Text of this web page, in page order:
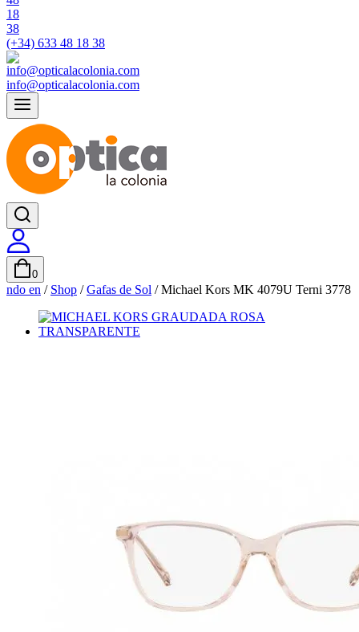
(+34) 633 48 18 38
info@opticalacolonia.com
0
ndo en / Shop / Gafas de Sol / Michael Kors MK 4079U Terni 3778